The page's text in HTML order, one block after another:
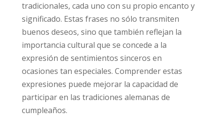
tradicionales, cada uno con su propio encanto y
significado. Estas frases no sólo transmiten
buenos deseos, sino que también reflejan la
importancia cultural que se concede a la
expresión de sentimientos sinceros en
ocasiones tan especiales. Comprender estas
expresiones puede mejorar la capacidad de
participar en las tradiciones alemanas de
cumpleaños.